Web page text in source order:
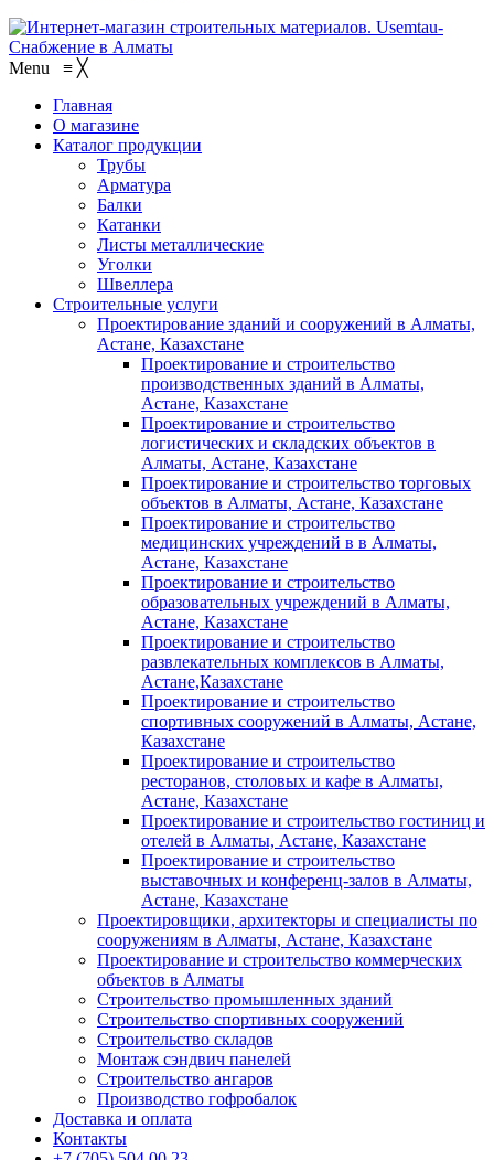
Menu ≡ ╳
Главная
О магазине
Каталог продукции
Трубы
Арматура
Балки
Катанки
Листы металлические
Уголки
Швеллера
Строительные услуги
Проектирование зданий и сооружений в Алматы,
Астане, Казахстане
Проектирование и строительство
производственных зданий в Алматы,
Астане, Казахстане
Проектирование и строительство
логистических и складских объектов в
Алматы, Астане, Казахстане
Проектирование и строительство торговых
объектов в Алматы, Астане, Казахстане
Проектирование и строительство
медицинских учреждений в в Алматы,
Астане, Казахстане
Проектирование и строительство
образовательных учреждений в Алматы,
Астане, Казахстане
Проектирование и строительство
развлекательных комплексов в Алматы,
Астане,Казахстане
Проектирование и строительство
спортивных сооружений в Алматы, Астане,
Казахстане
Проектирование и строительство
ресторанов, столовых и кафе в Алматы,
Астане, Казахстане
Проектирование и строительство гостиниц и
отелей в Алматы, Астане, Казахстане
Проектирование и строительство
выставочных и конференц-залов в Алматы,
Астане, Казахстане
Проектировщики, архитекторы и специалисты по
сооружениям в Алматы, Астане, Казахстане
Проектирование и строительство коммерческих
объектов в Алматы
Строительство промышленных зданий
Строительство спортивных сооружений
Строительство складов
Монтаж сэндвич панелей
Строительство ангаров
Производство гофробалок
Доставка и оплата
Контакты